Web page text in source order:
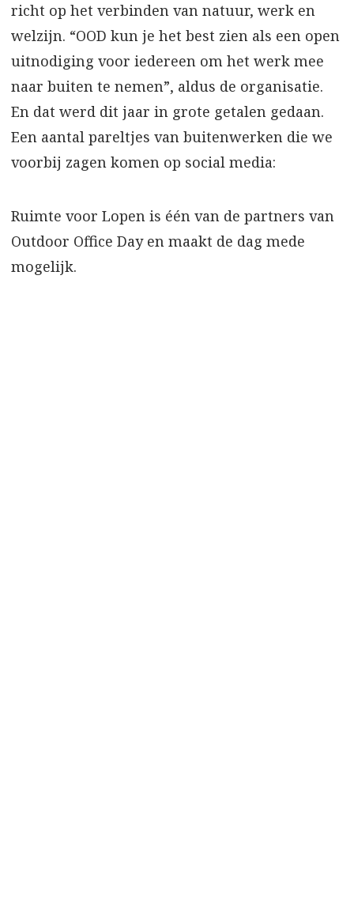
richt op het verbinden van natuur, werk en
welzijn. “OOD kun je het best zien als een open
uitnodiging voor iedereen om het werk mee
naar buiten te nemen”, aldus de organisatie.
En dat werd dit jaar in grote getalen gedaan.
Een aantal pareltjes van buitenwerken die we
voorbij zagen komen op social media:
Ruimte voor Lopen is één van de partners van
Outdoor Office Day en maakt de dag mede
mogelijk.